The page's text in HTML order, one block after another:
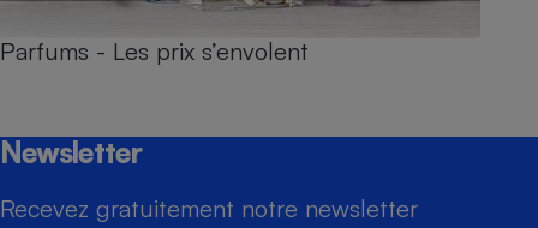
Parfums - Les prix s’envolent
Newsletter
Recevez gratuitement notre newsletter